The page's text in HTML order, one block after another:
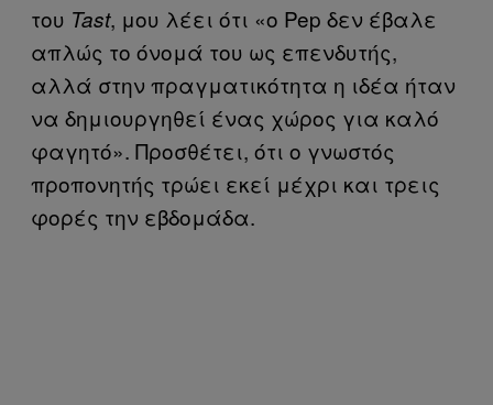
του Tast, μου λέει ότι «ο Pep δεν έβαλε
απλώς το όνομά του ως επενδυτής,
αλλά στην πραγματικότητα η ιδέα ήταν
να δημιουργηθεί ένας χώρος για καλό
φαγητό». Προσθέτει, ότι ο γνωστός
προπονητής τρώει εκεί μέχρι και τρεις
φορές την εβδομάδα.